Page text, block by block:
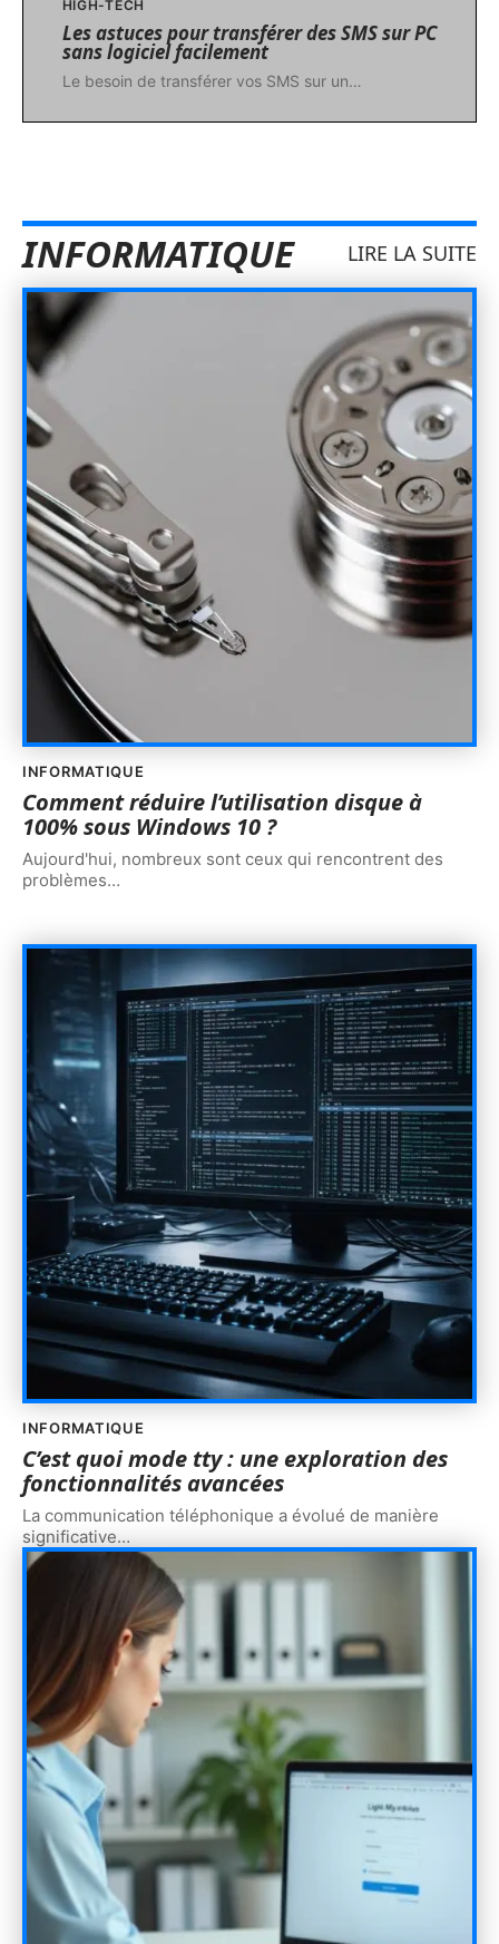
HIGH-TECH
Les astuces pour transférer des SMS sur PC
sans logiciel facilement
Le besoin de transférer vos SMS sur un…
INFORMATIQUE LIRE LA SUITE
INFORMATIQUE
Comment réduire l’utilisation disque à
100% sous Windows 10 ?
Aujourd'hui, nombreux sont ceux qui rencontrent des
problèmes…
INFORMATIQUE
C’est quoi mode tty : une exploration des
fonctionnalités avancées
La communication téléphonique a évolué de manière
significative…